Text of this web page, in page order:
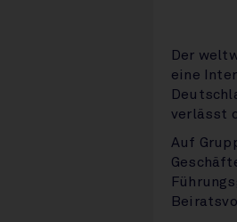
Der
eine
verlässt
Auf